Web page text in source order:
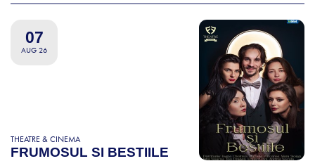
07
AUG 26
THEATRE & CINEMA
FRUMOSUL SI BESTIILE